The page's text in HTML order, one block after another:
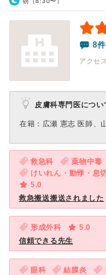
8件
アクセ
皮膚科専門医につい
在籍：広瀬 憲志 医師、
救急科
薬物中毒
5.0
救急搬送搬送されました
形成外科
5.0
信頼できる先生
眼科 結膜炎